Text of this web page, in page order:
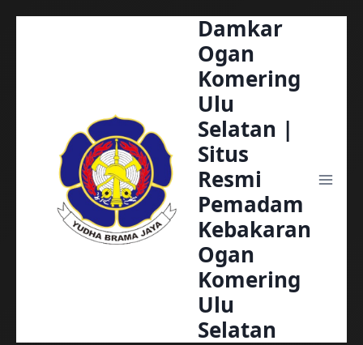
Damkar
Ogan
Komering
Ulu
Selatan |
Situs
Resmi
Pemadam
Kebakaran
Ogan
Komering
Ulu
Selatan